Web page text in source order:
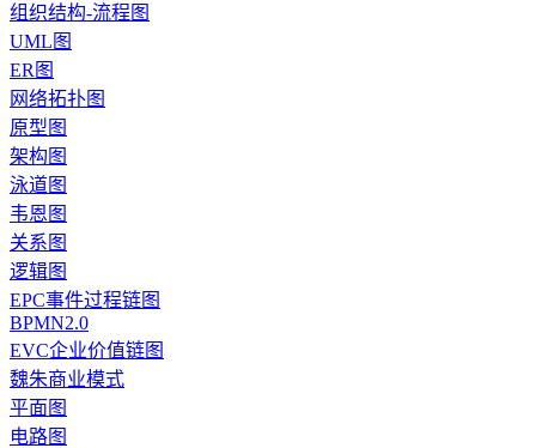
组织结构-流程图
UML图
ER图
网络拓扑图
原型图
架构图
泳道图
韦恩图
关系图
逻辑图
EPC事件过程链图
BPMN2.0
EVC企业价值链图
魏朱商业模式
平面图
电路图